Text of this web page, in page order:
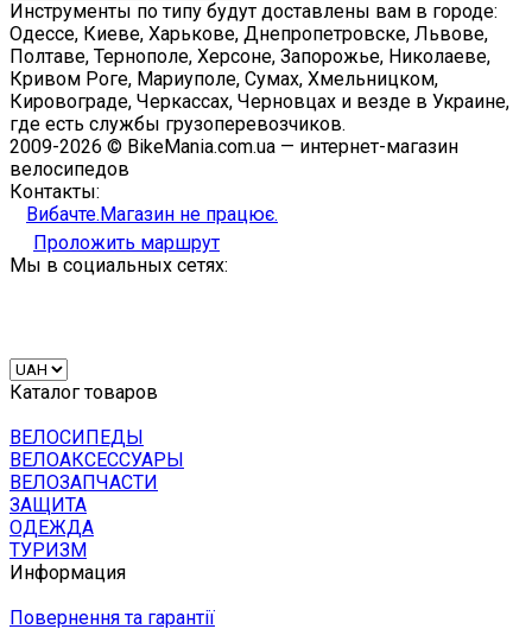
Инструменты по типу будут доставлены вам в городе:
Одессе, Киеве, Харькове, Днепропетровске, Львове,
Полтаве, Тернополе, Херсоне, Запорожье, Николаеве,
Кривом Роге, Мариуполе, Сумах, Хмельницком,
Кировограде, Черкассах, Черновцах и везде в Украине,
где есть службы грузоперевозчиков.
2009-2026 © BikeMania.com.ua — интернет-магазин
велосипедов
Контакты:
Вибачте.Магазин не працює.
Проложить маршрут
Мы в социальных сетях:
Каталог товаров
ВЕЛОСИПЕДЫ
ВЕЛОАКСЕССУАРЫ
ВЕЛОЗАПЧАСТИ
ЗАЩИТА
ОДЕЖДА
ТУРИЗМ
Информация
Повернення та гарантії